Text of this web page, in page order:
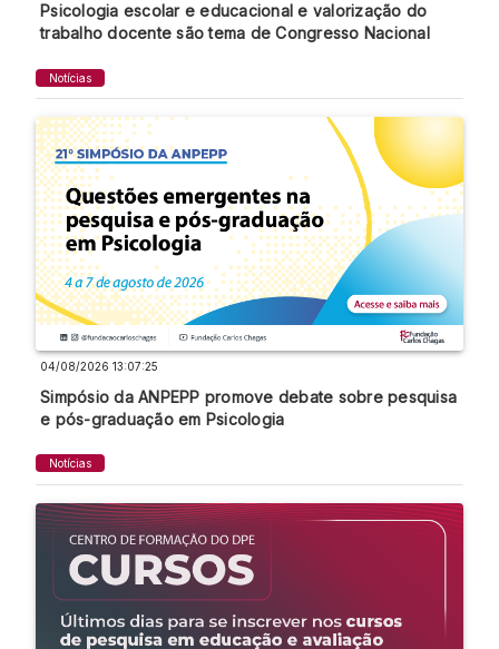
Psicologia escolar e educacional e valorização do
trabalho docente são tema de Congresso Nacional
Notícias
04/08/2026 13:07:25
Simpósio da ANPEPP promove debate sobre pesquisa
e pós-graduação em Psicologia
Notícias